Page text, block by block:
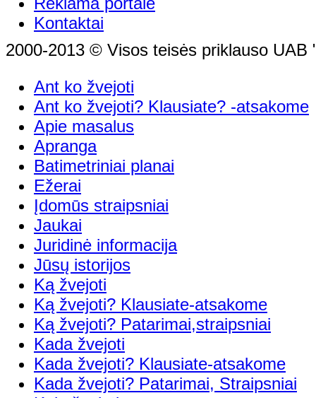
Kontaktai
2000-2013 © Visos teisės priklauso UAB
Ant ko žvejoti
Ant ko žvejoti? Klausiate? -atsakome
Apie masalus
Apranga
Batimetriniai planai
Ežerai
Įdomūs straipsniai
Jaukai
Juridinė informacija
Jūsų istorijos
Ką žvejoti
Ką žvejoti? Klausiate-atsakome
Ką žvejoti? Patarimai,straipsniai
Kada žvejoti
Kada žvejoti? Klausiate-atsakome
Kada žvejoti? Patarimai, Straipsniai